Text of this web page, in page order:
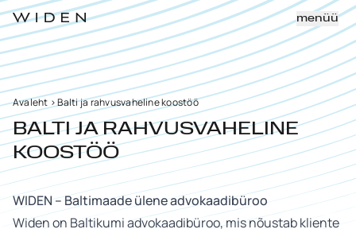
menüü
Avaleht >Balti ja rahvusvaheline koostöö
BALTI JA RAHVUSVAHELINE
KOOSTÖÖ
WIDEN – Baltimaade ülene advokaadibüroo
Widen on Baltikumi advokaadibüroo, mis nõustab kliente